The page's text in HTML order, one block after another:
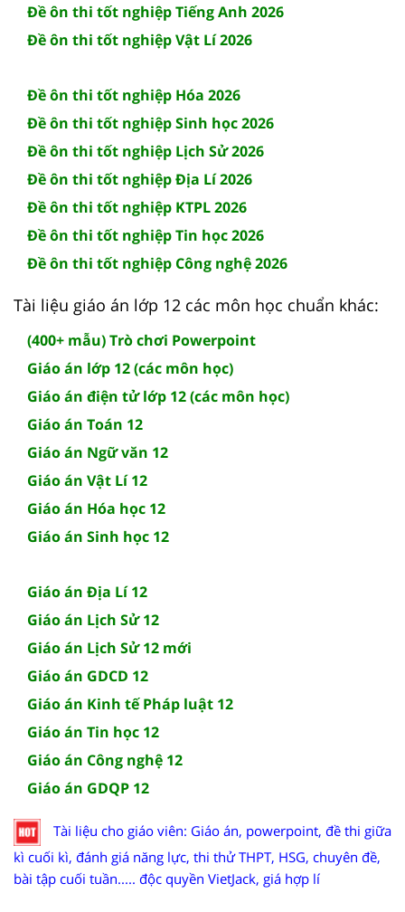
Đề ôn thi tốt nghiệp Tiếng Anh 2026
Đề ôn thi tốt nghiệp Vật Lí 2026
Đề ôn thi tốt nghiệp Hóa 2026
Đề ôn thi tốt nghiệp Sinh học 2026
Đề ôn thi tốt nghiệp Lịch Sử 2026
Đề ôn thi tốt nghiệp Địa Lí 2026
Đề ôn thi tốt nghiệp KTPL 2026
Đề ôn thi tốt nghiệp Tin học 2026
Đề ôn thi tốt nghiệp Công nghệ 2026
Tài liệu giáo án lớp 12 các môn học chuẩn khác:
(400+ mẫu) Trò chơi Powerpoint
Giáo án lớp 12 (các môn học)
Giáo án điện tử lớp 12 (các môn học)
Giáo án Toán 12
Giáo án Ngữ văn 12
Giáo án Vật Lí 12
Giáo án Hóa học 12
Giáo án Sinh học 12
Giáo án Địa Lí 12
Giáo án Lịch Sử 12
Giáo án Lịch Sử 12 mới
Giáo án GDCD 12
Giáo án Kinh tế Pháp luật 12
Giáo án Tin học 12
Giáo án Công nghệ 12
Giáo án GDQP 12
Tài liệu cho giáo viên: Giáo án, powerpoint, đề thi giữa
kì cuối kì, đánh giá năng lực, thi thử THPT, HSG, chuyên đề,
bài tập cuối tuần..... độc quyền VietJack, giá hợp lí